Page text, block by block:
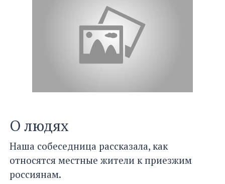
О людях
Наша собеседница рассказала, как
относятся местные жители к приезжим
россиянам.